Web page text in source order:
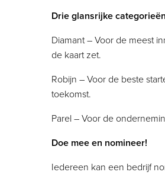
Drie glansrijke categorieën
Diamant – Voor de meest
de kaart zet.
Robijn – Voor de beste
toekomst.
Parel – Voor de
Doe mee en nomineer!
Iedereen kan een bedrijf